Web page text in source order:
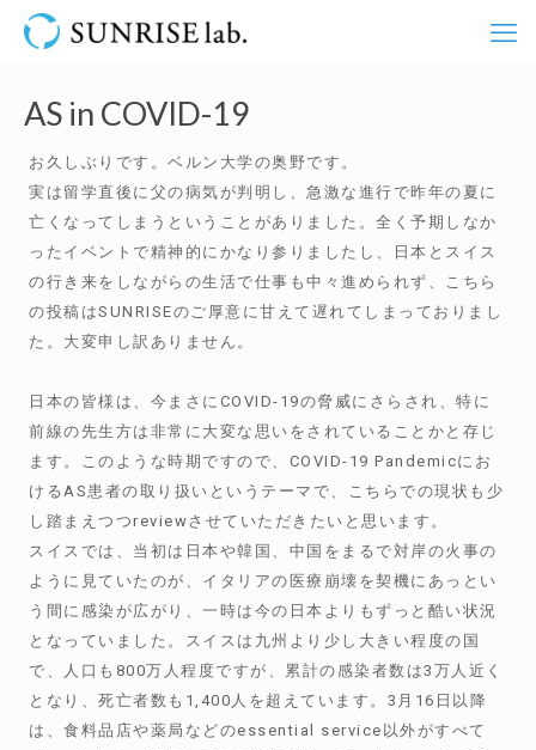
AS in COVID-19
お久しぶりです。ベルン大学の奥野です。
実は留学直後に父の病気が判明し、急激な進行で昨年の夏に
亡くなってしまうということがありました。全く予期しなか
ったイベントで精神的にかなり参りましたし、日本とスイス
の行き来をしながらの生活で仕事も中々進められず、こちら
の投稿はSUNRISEのご厚意に甘えて遅れてしまっておりまし
た。大変申し訳ありません。
日本の皆様は、今まさにCOVID-19の脅威にさらされ、特に
前線の先生方は非常に大変な思いをされていることかと存じ
ます。このような時期ですので、COVID-19 Pandemicにお
けるAS患者の取り扱いというテーマで、こちらでの現状も少
し踏まえつつreviewさせていただきたいと思います。
スイスでは、当初は日本や韓国、中国をまるで対岸の火事の
ように見ていたのが、イタリアの医療崩壊を契機にあっとい
う間に感染が広がり、一時は今の日本よりもずっと酷い状況
となっていました。スイスは九州より少し大きい程度の国
で、人口も800万人程度ですが、累計の感染者数は3万人近く
となり、死亡者数も1,400人を超えています。3月16日以降
は、食料品店や薬局などのessential service以外がすべて